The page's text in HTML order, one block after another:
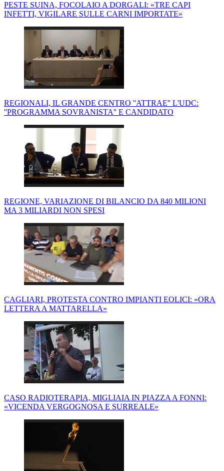
PESTE SUINA, FOCOLAIO A DORGALI: «TRE CAPI
INFETTI, VIGILARE SULLE CARNI IMPORTATE»
REGIONALI, IL GRANDE CENTRO ''ATTRAE'' L'UDC:
''PROGRAMMA SOVRANISTA'' E CANDIDATO
REGIONE, VARIAZIONE DI BILANCIO DA 840 MILIONI
MA 3 MILIARDI NON SPESI
CAGLIARI, PROTESTA CONTRO IMPIANTI EOLICI: «ORA
LETTERA A MATTARELLA»
CASO RADIOTERAPIA, MIGLIAIA IN PIAZZA A FONNI:
«VICENDA VERGOGNOSA E SURREALE»